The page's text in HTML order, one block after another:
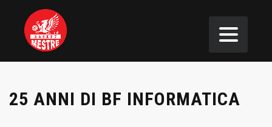
25 ANNI DI BF INFORMATICA